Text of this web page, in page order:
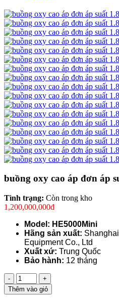
buồng oxy cao áp đơn áp
Tình trạng: Còn trong kho
1,200,000,000đ
Model: HE5000Mini
Hãng sản xuất:
Equipment Co., Ltd
Xuất xứ: Trung Quốc
Bảo hành: 12 tháng
-
+
Thêm vào giỏ